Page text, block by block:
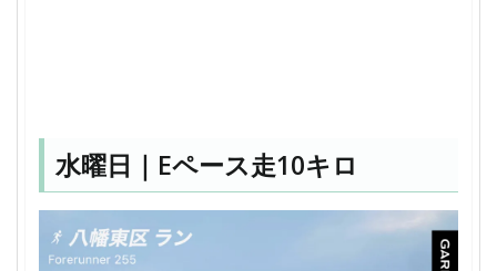
水曜日｜Eペース走10キロ